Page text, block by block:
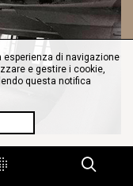
di navigazione
e gestire i cookie,
questa notifica